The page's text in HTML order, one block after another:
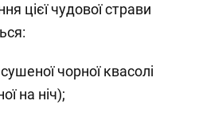
цієї чудової страви
чорної квасолі
на ніч);